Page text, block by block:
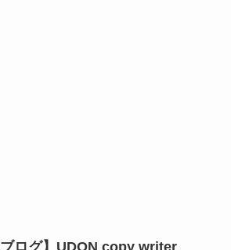
ブログ】UDON copy writer